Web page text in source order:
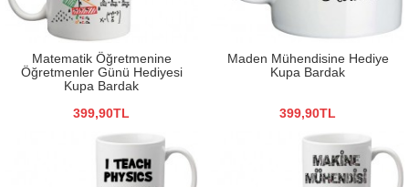
Matematik Öğretmenine
Öğretmenler Günü Hediyesi
Kupa Bardak
399,90TL
Maden Mühendisine Hediye
Kupa Bardak
399,90TL